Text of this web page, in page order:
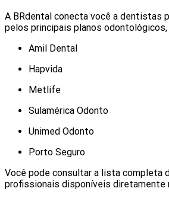
A BRdental conecta você a dentistas
pelos principais planos odontológicos,
Amil Dental
Hapvida
Metlife
Sulamérica Odonto
Unimed Odonto
Porto Seguro
Você pode consultar a lista completa
profissionais disponíveis diretamente